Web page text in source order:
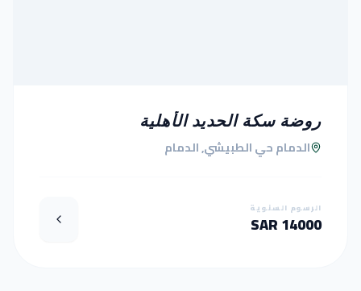
روضة سكة الحديد الأهلية
الدمام حي الطبيشي, الدمام
الرسوم السنوية
14000 SAR